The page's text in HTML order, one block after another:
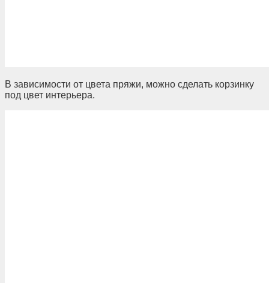
В зависимости от цвета пряжи, можно сделать корзинку
под цвет интерьера.